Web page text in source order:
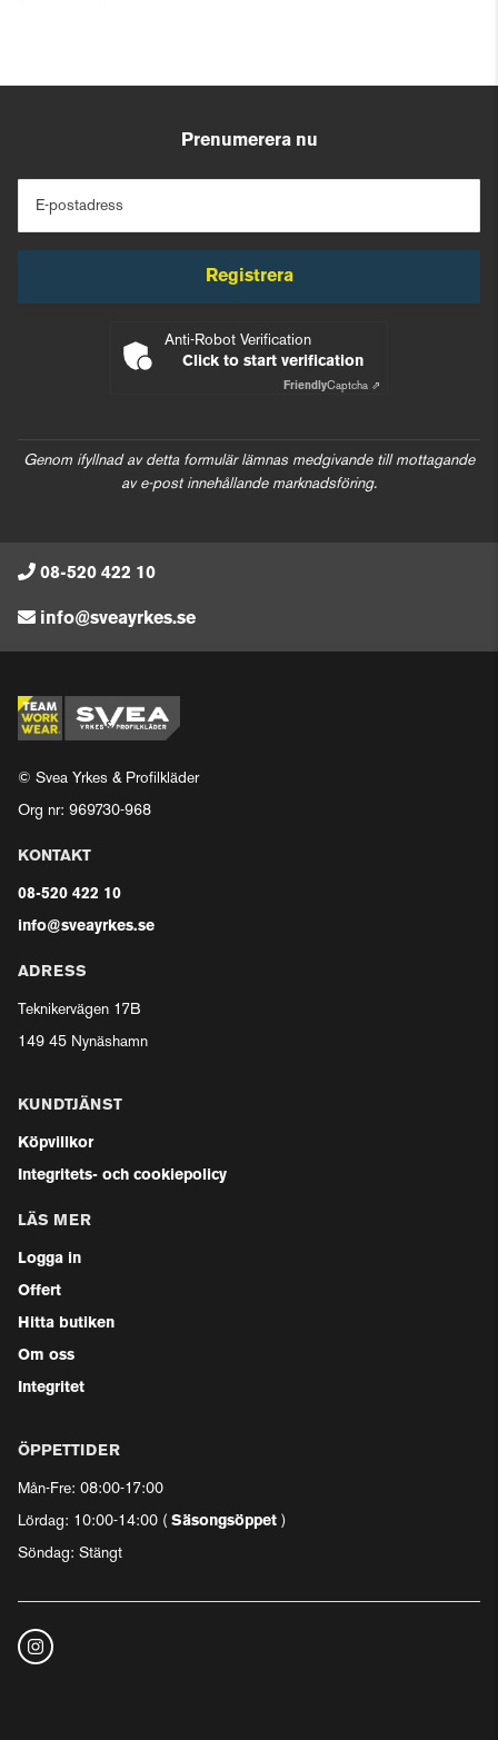
Prenumerera nu
E-postadress
Registrera
Anti-Robot Verification
Click to start verification
FriendlyCaptcha ⇗
Genom ifyllnad av detta formulär lämnas medgivande till mottagande
av e-post innehållande marknadsföring.
08-520 422 10
info@sveayrkes.se
© Svea Yrkes & Profilkläder
Org nr: 969730-968
KONTAKT
08-520 422 10
info@sveayrkes.se
ADRESS
Teknikervägen 17B
149 45 Nynäshamn
KUNDTJÄNST
Köpvillkor
Integritets- och cookiepolicy
LÄS MER
Logga in
Offert
Hitta butiken
Om oss
Integritet
ÖPPETTIDER
Mån-Fre: 08:00-17:00
Lördag: 10:00-14:00 ( Säsongsöppet )
Söndag: Stängt